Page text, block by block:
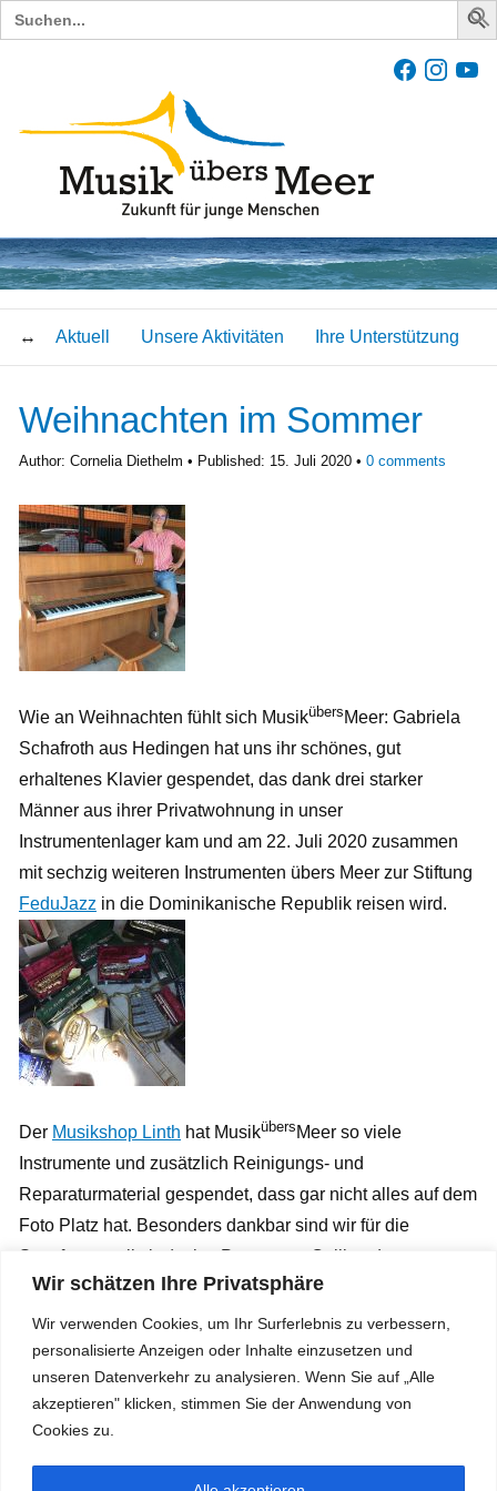
Wir schätzen Ihre Privatsphäre
Wir verwenden Cookies, um Ihr Surferlebnis zu verbessern,
personalisierte Anzeigen oder Inhalte einzusetzen und
unseren Datenverkehr zu analysieren. Wenn Sie auf „Alle
akzeptieren" klicken, stimmen Sie der Anwendung von
Cookies zu.
Search
for:
Aktuell Unsere Aktivitäten Ihre Unterstützung
Weihnachten im Sommer
Author: Cornelia Diethelm Published: 15. Juli 2020 0 comments
Wie an Weihnachten fühlt sich Musikübers Meer: Gabriela
Schafroth aus Hedingen hat uns ihr schönes, gut
erhaltenes Klavier gespendet, das dank drei starker
Männer aus ihrer Privatwohnung in unser
Instrumentenlager kam und am 22. Juli 2020 zusammen
mit sechzig weiteren Instrumenten übers Meer zur Stiftung
FeduJazz in die Dominikanische Republik reisen wird.
Der Musikshop Linth hat Musikübers Meer so viele
Instrumente und zusätzlich Reinigungs- und
Reparaturmaterial gespendet, dass gar nicht alles auf dem
Foto Platz hat. Besonders dankbar sind wir für die
Saxofone, weil sie (nebst Posaunen, Celli und
Kontrabässen) zu den am dringendsten benötigten
Instrumenten gehören. Musik
Meer wird im September
rund achtzig Instrumente nach Kolumbien schicken.
QR – Spendenkonto